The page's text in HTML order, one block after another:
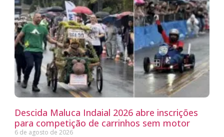
Descida Maluca Indaial 2026 abre inscrições
para competição de carrinhos sem motor
6 de agosto de 2026